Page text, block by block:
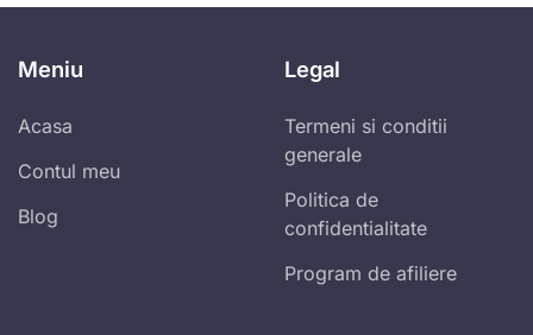
Meniu
Acasa
Contul meu
Blog
Legal
Termeni si conditii
generale
Politica de
confidentialitate
Program de afiliere